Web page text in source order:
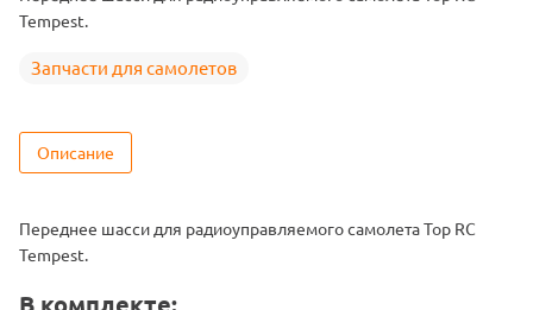
Tempest.
Запчасти для самолетов
Описание
Переднее шасси для радиоуправляемого самолета Top RC
Tempest.